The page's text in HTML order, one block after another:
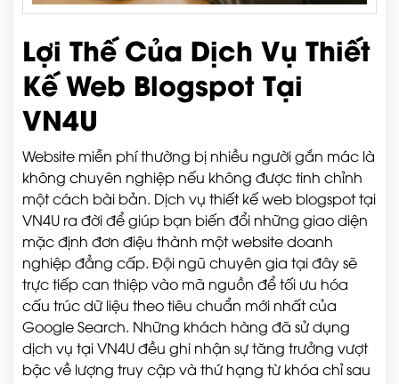
Lợi Thế Của Dịch Vụ Thiết
Kế Web Blogspot Tại
VN4U
Website miễn phí thường bị nhiều người gắn mác là
không chuyên nghiệp nếu không được tinh chỉnh
một cách bài bản. Dịch vụ thiết kế web blogspot tại
VN4U ra đời để giúp bạn biến đổi những giao diện
mặc định đơn điệu thành một website doanh
nghiệp đẳng cấp. Đội ngũ chuyên gia tại đây sẽ
trực tiếp can thiệp vào mã nguồn để tối ưu hóa
cấu trúc dữ liệu theo tiêu chuẩn mới nhất của
Google Search. Những khách hàng đã sử dụng
dịch vụ tại VN4U đều ghi nhận sự tăng trưởng vượt
bậc về lượng truy cập và thứ hạng từ khóa chỉ sau